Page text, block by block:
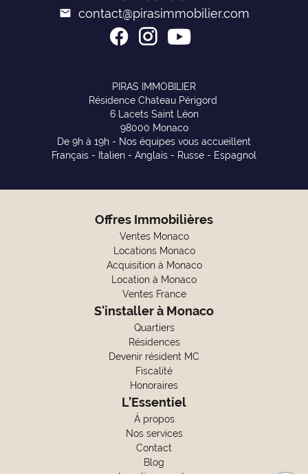
contact@pirasimmobilier.com
PIRAS IMMOBILIER
Résidence Chateau Périgord
6 Lacets Saint Léon
98000 Monaco
De 9h à 19h - Nos équipes vous accueillent
Français - Italien - Anglais - Russe - Espagnol
Offres Immobilières
Ventes Monaco
Locations Monaco
Acquisition à Monaco
Location à Monaco
Ventes France
S'installer à Monaco
Quartiers
Résidences
Devenir résident MC
Fiscalité
Honoraires
L’Essentiel
À propos
Nos services
Contact
Blog